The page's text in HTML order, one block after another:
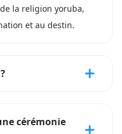
la religion yoruba,
et au destin.
cérémonie